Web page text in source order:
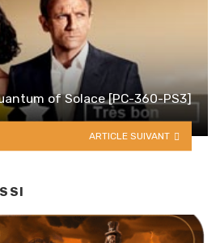
of Solace [PC-360-PS3]
ARTICLE SUIVANT